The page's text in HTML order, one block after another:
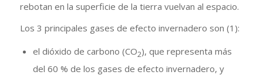
rebotan en la superficie de la tierra vuelvan al espacio.
Los 3 principales gases de efecto invernadero son (1):
el dióxido de carbono (CO2), que representa más
del 60 % de los gases de efecto invernadero, y